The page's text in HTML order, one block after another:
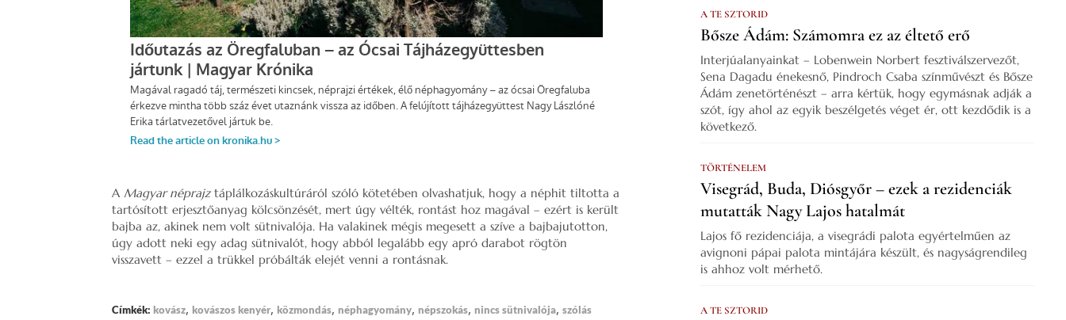
AMagyar néprajztáplálkozáskultúráról szóló kötetében olvashatjuk, hogy a néphit tiltotta a
tartósított erjesztőanyag kölcsönzését, mert úgy vélték, rontást hoz magával – ezért is került
bajba az, akinek nem volt sütnivalója. Ha valakinek mégis megesett a szíve a bajbajutotton,
úgy adott neki egy adag sütnivalót, hogy abból legalább egy apró darabot rögtön
visszavett – ezzel a trükkel próbálták elejét venni a rontásnak.
Címkék: kovász, kovászos kenyér, közmondás, néphagyomány, népszokás, nincs sütnivalója, szólás
A TE SZTORID
Bősze Ádám: Számomra ez az éltető erő
Interjúalanyainkat – Lobenwein Norbert fesztiválszervezőt,
Sena Dagadu énekesnő, Pindroch Csaba színművészt és Bősze
Ádám zenetörténészt – arra kértük, hogy egymásnak adják a
szót, így ahol az egyik beszélgetés véget ér, ott kezdődik is a
következő.
TÖRTÉNELEM
Visegrád, Buda, Diósgyőr – ezek a rezidenciák
mutatták Nagy Lajos hatalmát
Lajos fő rezidenciája, a visegrádi palota egyértelműen az
avignoni pápai palota mintájára készült, és nagyságrendileg
is ahhoz volt mérhető.
A TE SZTORID